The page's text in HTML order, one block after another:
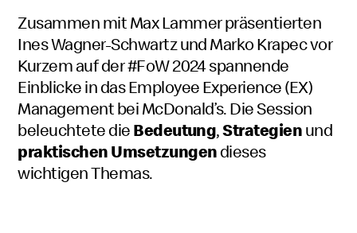
Zusammen mit Max Lammer präsentierten
Ines Wagner-Schwartz und Marko Krapec vor
Kurzem auf der #FoW 2024 spannende
Einblicke in dasEmployee Experience(EX)
Management beiMcDonald’s. Die Session
beleuchtete dieBedeutung,Strategienund
praktischen Umsetzungendieses
wichtigen Themas.